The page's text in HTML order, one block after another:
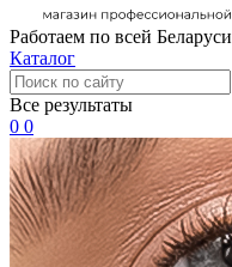
Работаем по всей Беларуси
Каталог
Все результаты
0 0